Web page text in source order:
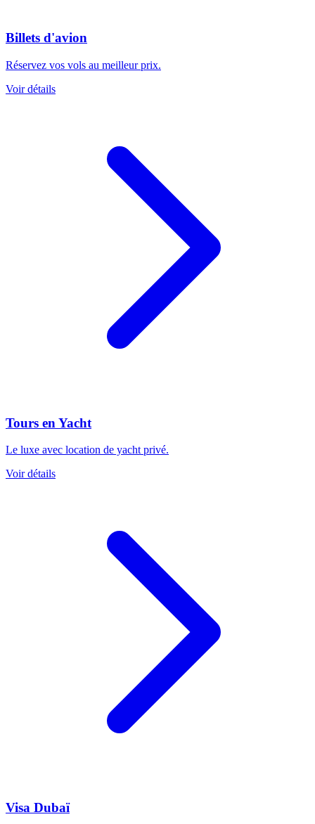
Billets d'avion
Réservez vos vols au meilleur prix.
Voir détails
Tours en Yacht
Le luxe avec location de yacht privé.
Voir détails
Visa Dubaï